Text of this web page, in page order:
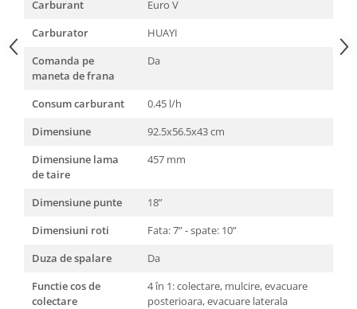
Carburant
Euro V
Carburator
HUAYI
Comanda pe
maneta de frana
Da
Consum carburant
0.45 l/h
Dimensiune
92.5x56.5x43 cm
Dimensiune lama
de taire
457 mm
Dimensiune punte
18”
Dimensiuni roti
Fata: 7” - spate: 10”
Duza de spalare
Da
Functie cos de
colectare
4 în 1: colectare, mulcire, evacuare
posterioara, evacuare laterala